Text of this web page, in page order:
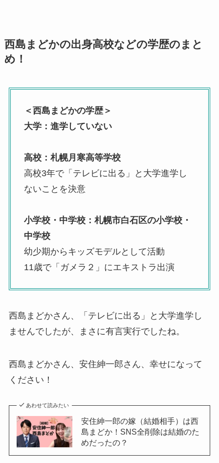
西島まどかの出身高校などの学歴のまと
め！
＜西島まどかの学歴＞
大学：進学していない
高校：札幌月寒高等学校
高校3年で「テレビに出る」と大学進学し
ないことを決意
小学校・中学校：札幌市白石区の小学校・
中学校
幼少期からキッズモデルとして活動
11歳で「ガメラ２」にエキストラ出演
西島まどかさん、「テレビに出る」と大学進学し
ませんでしたが、まさに有言実行でしたね。
西島まどかさん、安住紳一郎さん、幸せになって
ください！
あわせて読みたい
安住紳一郎の嫁（結婚相手）は西
島まどか！SNS全削除は結婚のた
めだったの？